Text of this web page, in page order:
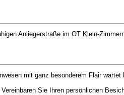
Anliegerstraße im OT Klein-
mit ganz besonderem Flair wartet
Sie Ihren persönlichen